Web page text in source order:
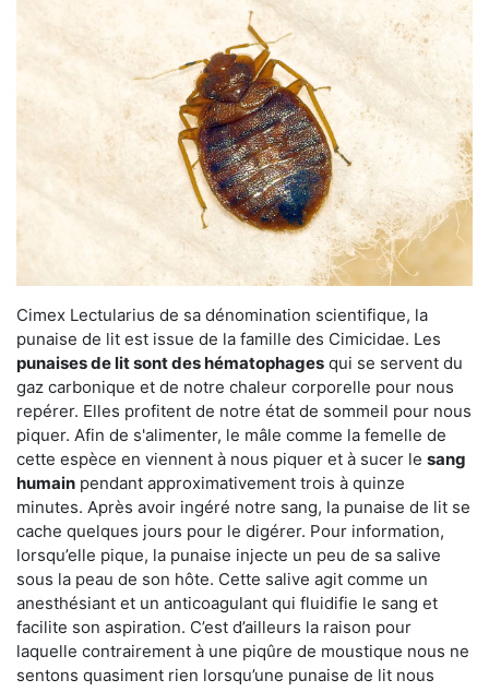
Cimex Lectularius de sa dénomination scientifique, la
punaise de lit est issue de la famille des Cimicidae. Les
punaises de lit sont des hématophages qui se servent du
gaz carbonique et de notre chaleur corporelle pour nous
repérer. Elles profitent de notre état de sommeil pour nous
piquer. Afin de s'alimenter, le mâle comme la femelle de
cette espèce en viennent à nous piquer et à sucer le sang
humain pendant approximativement trois à quinze
minutes. Après avoir ingéré notre sang, la punaise de lit se
cache quelques jours pour le digérer. Pour information,
lorsqu’elle pique, la punaise injecte un peu de sa salive
sous la peau de son hôte. Cette salive agit comme un
anesthésiant et un anticoagulant qui fluidifie le sang et
facilite son aspiration. C’est d’ailleurs la raison pour
laquelle contrairement à une piqûre de moustique nous ne
sentons quasiment rien lorsqu’une punaise de lit nous